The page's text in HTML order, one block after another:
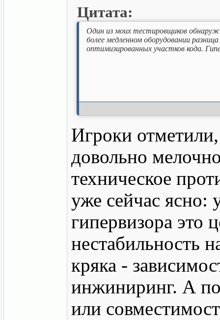
Цитата:
Один из моих тестировщиков
более медленном оборудовании
оптимизированных участков кода.
Игроки
довольно
техническое
уже сейчас
гипервизора это
нестабильность
кряка -
инжиниринг. А
или